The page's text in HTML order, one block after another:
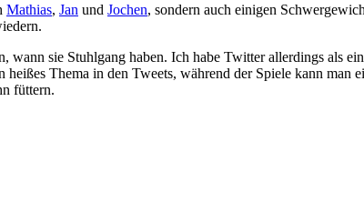
Mathias, Jan und Jochen, sondern auch einigen
wann sie Stuhlgang haben. Ich habe Twitter allerdings als
Thema in den Tweets, während der Spiele kann man
füttern.